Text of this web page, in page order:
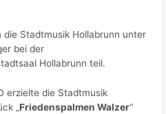
die Stadtmusik Hollabrunn unter
bei der
Hollabrunn teil.
erzielte die Stadtmusik
„Friedenspalmen Walzer“